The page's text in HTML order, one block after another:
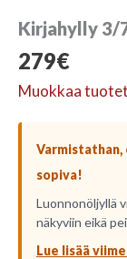
Kirjahylly 3/
279€
Muokkaa
sopiva!
Luonnonöljyllä
näkyviin eikä
Lue lisää